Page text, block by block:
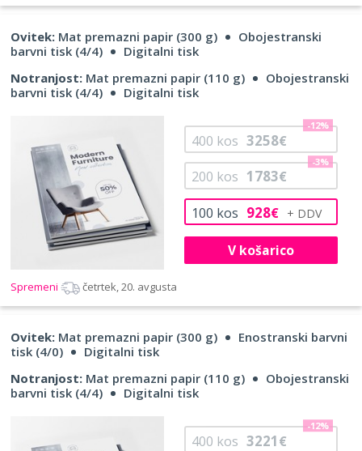
Ovitek: Mat premazni papir (300 g)
Obojestranski
barvni tisk (4/4)
Digitalni tisk
Notranjost: Mat premazni papir (110 g)
Obojestranski
barvni tisk (4/4)
Digitalni tisk
100 kos 928€
200 kos 1783€
-3%
400 kos 3258€
-12%
V košarico
Spremeni četrtek, 20. avgusta
Ovitek: Mat premazni papir (300 g)
Enostranski barvni
tisk (4/0)
Digitalni tisk
Notranjost: Mat premazni papir (110 g)
Obojestranski
barvni tisk (4/4)
Digitalni tisk
400 kos 3221€
-12%